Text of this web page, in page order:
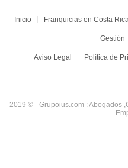
Inicio Franquicias en Costa
Gestión
Aviso Legal Política de
2019 © - Grupoius.com : Abogados